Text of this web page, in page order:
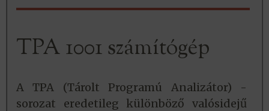
TPA 1001 számítógép
A TPA (Tárolt Programú Analizátor) -
sorozat eredetileg különböző valósidejű